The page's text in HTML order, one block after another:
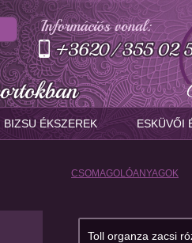
BIZSU ÉKSZEREK ESKÜVŐI
CSOMAGOLÓANYAGOK
Toll organza zacsi